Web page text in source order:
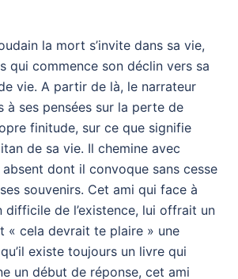
la mort s’invite dans sa vie,
qui commence son déclin vers sa
vie. A partir de là, le narrateur
à ses pensées sur la perte de
finitude, sur ce que signifie
de sa vie. Il chemine avec
absent dont il convoque sans cesse
souvenirs. Cet ami qui face à
difficile de l’existence, lui offrait un
« cela devrait te plaire » une
existe toujours un livre qui
un début de réponse, cet ami